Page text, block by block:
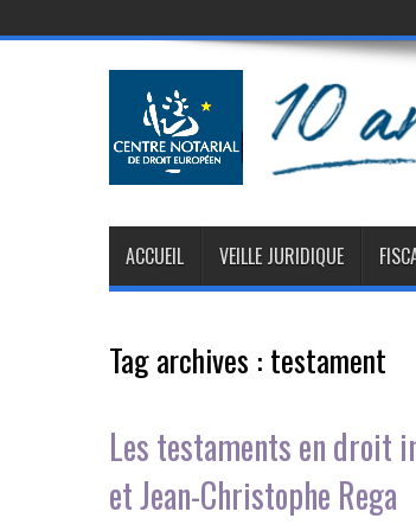
ACCUEIL VEILLE JURIDIQUE
Tag archives : testament
Les testaments en droit
et Jean-Christophe Rega